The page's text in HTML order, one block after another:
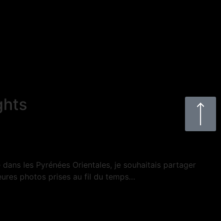
les Pyrénées Orientales, je souhaitais partager
photos prises au fil du temps…